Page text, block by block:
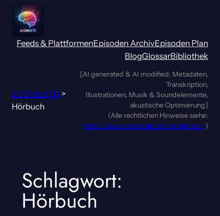
Zum
Inhalt
springen
Feeds & PlattformenEpisoden ArchivEpisoden Plan
BlogGlossarBibliothek
EVOMENTIS >
Hörbuch
[AI generated & AI modified: Metadaten,
Transkription,
Illustrationen, Musik & Soundelemente,
akustische Optimierung]
(Alle rechtlichen Hinweise siehe:
https://www.evomentis.de/rechtliches/ )
Schlagwort:
Hörbuch